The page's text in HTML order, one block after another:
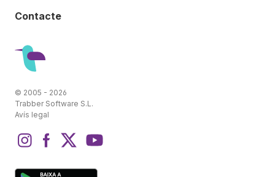
Contacte
© 2005 - 2026
Trabber Software S.L.
Avís legal